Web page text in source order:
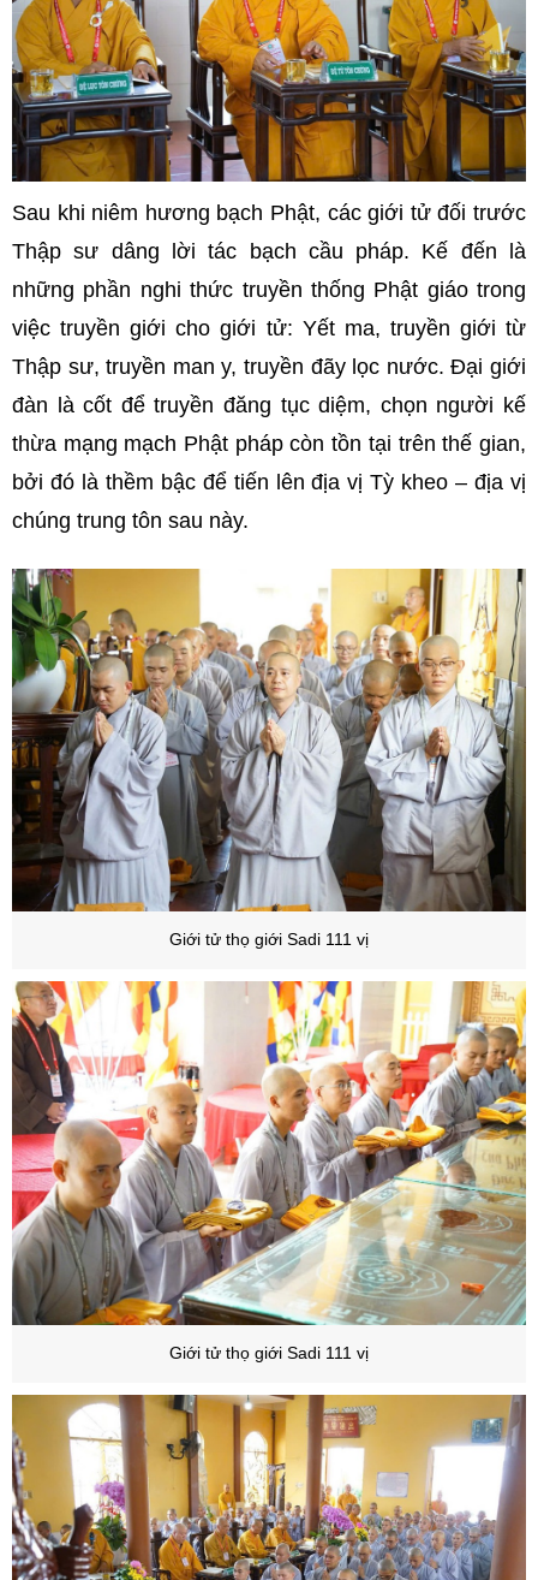
Sau khi niêm hương bạch Phật, các giới tử đối trước
Thập sư dâng lời tác bạch cầu pháp. Kế đến là
những phần nghi thức truyền thống Phật giáo trong
việc truyền giới cho giới tử: Yết ma, truyền giới từ
Thập sư, truyền man y, truyền đãy lọc nước. Đại giới
đàn là cốt để truyền đăng tục diệm, chọn người kế
thừa mạng mạch Phật pháp còn tồn tại trên thế gian,
bởi đó là thềm bậc để tiến lên địa vị Tỳ kheo – địa vị
chúng trung tôn sau này.
Giới tử thọ giới Sadi 111 vị
Giới tử thọ giới Sadi 111 vị